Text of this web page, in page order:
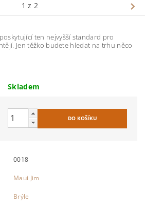
1 z 2
ten nejvyšší standard pro
Jen těžko budete hledat na trhu něco
Skladem
0018
Maui Jim
Brýle